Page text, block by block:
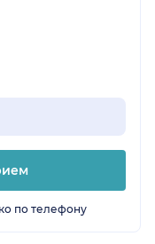
по телефону